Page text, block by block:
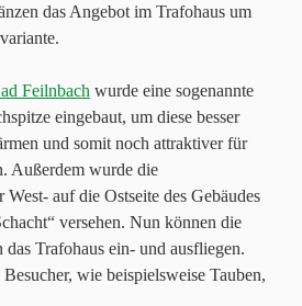
das Angebot im Trafohaus um
Feilnbach wurde eine sogenannte
eingebaut, um diese besser
und somit noch attraktiver für
Außerdem wurde die
auf die Ostseite des Gebäudes
versehen. Nun können die
das Trafohaus ein- und ausfliegen.
wie beispielsweise Tauben,